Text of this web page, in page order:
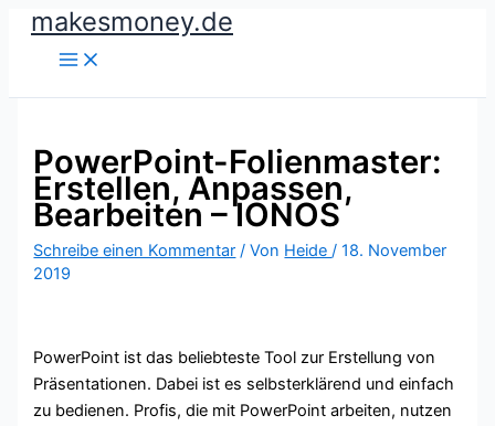
Zummakesmoney.de
PowerPoint-Folienmaster:
Erstellen, Anpassen,
Bearbeiten – IONOS
Schreibe einen Kommentar / Von Heide/18. November
2019
PowerPoint ist das beliebteste Tool zur Erstellung von
Präsentationen. Dabei ist es selbsterklärend und einfach
zu bedienen. Profis, die mit PowerPoint arbeiten, nutzen